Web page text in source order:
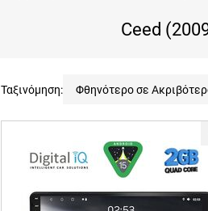
Ceed
Ταξινόμηση: Φθηνότερο σε